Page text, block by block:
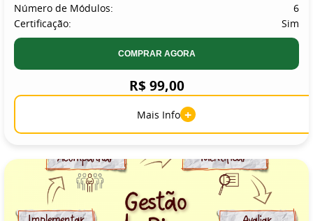
Número de Módulos:
6
Certificação:
Sim
COMPRAR AGORA
R$ 99,00
Mais Info +